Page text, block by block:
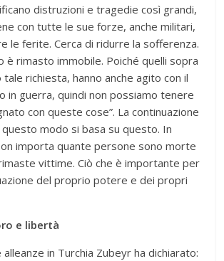
distruzioni e tragedie così grandi,
con tutte le sue forze, anche militari,
le ferite. Cerca di ridurre la sofferenza.
è rimasto immobile. Poiché quelli sopra
richiesta, hanno anche agito con il
in guerra, quindi non possiamo tenere
con queste cose”. La continuazione
modo si basa su questo. In
importa quante persone sono morte
vittime. Ciò che è importante per
del proprio potere e dei propri
e libertà
in Turchia Zubeyr ha dichiarato: